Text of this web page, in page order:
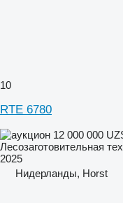
10
RTE 6780
12 000 000
Лесозаготовительная
2025
Нидерланды, Horst